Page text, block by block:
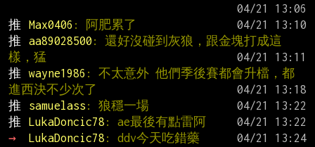
推
Max0406 : 阿肥累了
推
aa89028500 : 還好沒碰到灰狼，跟金塊打成這
樣，猛
推
wayne1986 : 不太意外 他們季後賽都會升檔，都
進西決不少次了
推
samuelass : 狼穩一場
推
LukaDoncic78 : ae最後有點雷阿
→
LukaDoncic78 : ddv今天吃錯藥